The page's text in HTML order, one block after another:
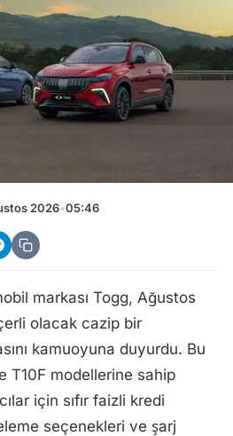
Duyuruldu: T10X ve T10F
2026•05:46
markası Togg, Ağustos
olacak cazip bir
kamuoyuna duyurdu. Bu
T10F modellerine sahip
için sıfır faizli kredi
seçenekleri ve şarj